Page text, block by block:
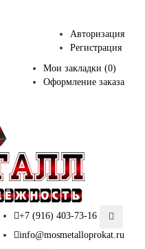
Авторизация
Регистрация
Мои закладки (0)
Оформление заказа
+7 (916) 403-73-16
info@mosmetalloprokat.ru